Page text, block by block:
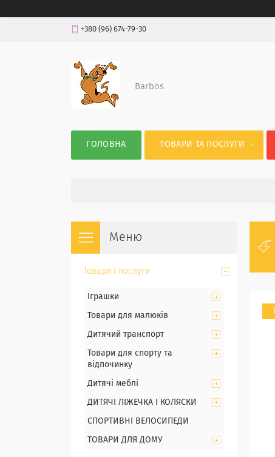
+380 (96) 674-79-30
Barbos
ГОЛОВНА ТОВАРИ ТА ПОСЛУГИ
Товари і послуги
Іграшки
Товари для малюків
Дитячий транспорт
Товари для спорту та
відпочинку
Дитячі меблі
ДИТЯЧІ ЛІЖЕЧКА І КОЛЯСКИ
СПОРТИВНІ ВЕЛОСИПЕДИ
ТОВАРИ ДЛЯ ДОМУ